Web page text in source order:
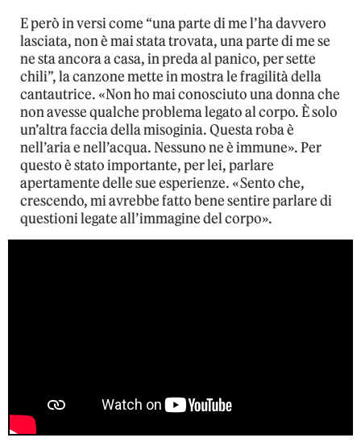
E però in versi come “una parte di me l’ha davvero
lasciata, non è mai stata trovata, una parte di me se
ne sta ancora a casa, in preda al panico, per sette
chili”, la canzone mette in mostra le fragilità della
cantautrice. «Non ho mai conosciuto una donna che
non avesse qualche problema legato al corpo. È solo
un’altra faccia della misoginia. Questa roba è
nell’aria e nell’acqua. Nessuno ne è immune». Per
questo è stato importante, per lei, parlare
apertamente delle sue esperienze. «Sento che,
crescendo, mi avrebbe fatto bene sentire parlare di
questioni legate all’immagine del corpo».